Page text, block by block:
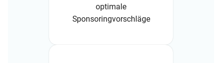
optimale
Sponsoringvorschläge